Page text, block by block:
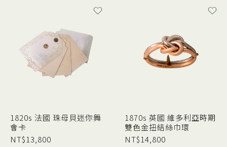
1820s 法國 珠母貝迷你舞
會卡
NT$13,800
1870s 英國 維多利亞時期
雙色金扭結絲巾環
NT$14,800